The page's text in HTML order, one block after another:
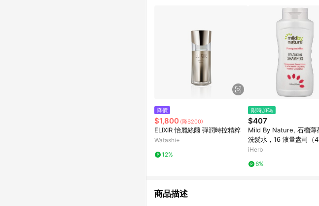
降價
$1,800 (降$200)
ELIXIR 怡麗絲爾 彈潤時控精粹
Watashi+
12%
限時加碼
$407
Mild By Nature, 石榴薄
洗髮水，16 液量盎司（
升）
iHerb
6%
商品描述